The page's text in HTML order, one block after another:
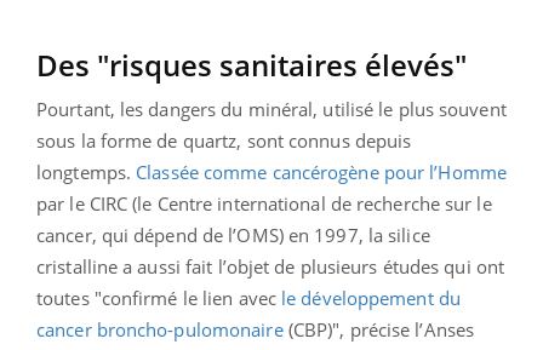
Des "risques sanitaires élevés"
Pourtant, les dangers du minéral, utilisé le plus souvent
sous la forme de quartz, sont connus depuis
longtemps. Classée comme cancérogène pour l’Homme
par le CIRC (le Centre international de recherche sur le
cancer, qui dépend de l’OMS) en 1997, la silice
cristalline a aussi fait l’objet de plusieurs études qui ont
toutes "confirmé le lien avec le développement du
cancer broncho-pulomonaire(CBP)", précise l’Anses